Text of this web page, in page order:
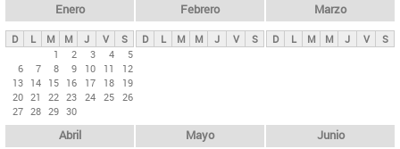
ds
p
n
Enero
D L M M J V
S
1
2 3 4
5
6
7 8 9 10 11
12
13 14 15 16 17 18
19
20 21 22 23 24 25 26
27 28 29 30
Febrero
D L M M J V S
Marzo
D L M M J V S
Abril Mayo Junio